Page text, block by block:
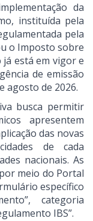
da
instituída pela
pela
o Imposto sobre
já está em vigor e
de emissão
agosto de 2026.
busca permitir
apresentem
das novas
de cada
nacionais. As
meio do Portal
específico
categoria
IBS”.